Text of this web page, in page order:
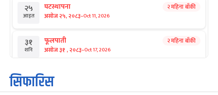
२५
आइत
घटस्थापना
असोज २५, २०८३-Oct 11, 2026
२ महिना बाँकी
३१
शनि
फूलपाती
असोज ३१ , २०८३-Oct 17, 2026
२ महिना बाँकी
१
आइत
कार्तिक सङ्क्रान्ति
कार्तिक १, २०८३
सिफारिस